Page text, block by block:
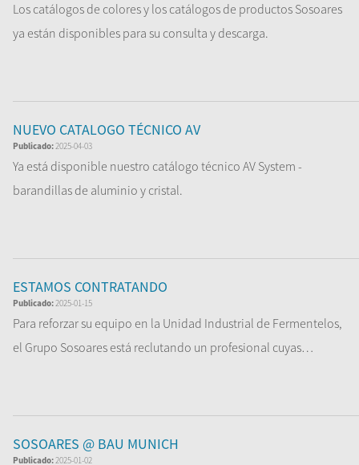
Los catálogos de colores y los catálogos de productos Sosoares
ya están disponibles para su consulta y descarga.
NUEVO CATALOGO TÉCNICO AV
Publicado:2025-04-03
Ya está disponible nuestro catálogo técnico AV System -
barandillas de aluminio y cristal.
ESTAMOS CONTRATANDO
Publicado:2025-01-15
Para reforzar su equipo en la Unidad Industrial de Fermentelos,
el Grupo Sosoares está reclutando un profesional cuyas
SOSOARES @ BAU MUNICH
Publicado:2025-01-02